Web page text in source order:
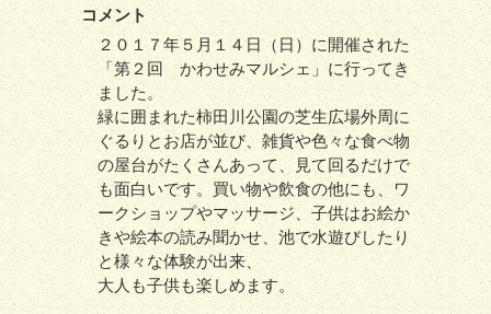
コメント
２０１７年５月１４日（日）に開催された
「第２回 かわせみマルシェ」に行ってき
ました。
緑に囲まれた柿田川公園の芝生広場外周に
ぐるりとお店が並び、雑貨や色々な食べ物
の屋台がたくさんあって、見て回るだけで
も面白いです。買い物や飲食の他にも、ワ
ークショップやマッサージ、子供はお絵か
きや絵本の読み聞かせ、池で水遊びしたり
と様々な体験が出来、
大人も子供も楽しめます。